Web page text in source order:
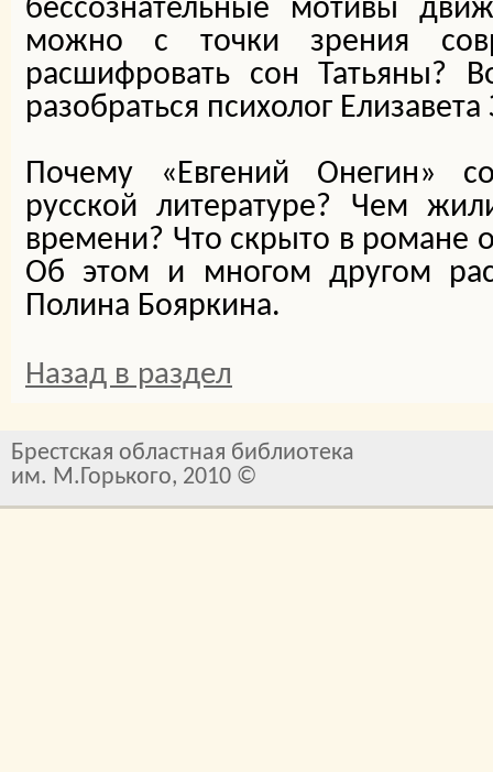
бессознательные мотивы
можно с точки зрения
расшифровать сон Татьяны?
разобраться психолог Елизавета
Почему «Евгений Онегин»
русской литературе? Чем
времени? Что скрыто в романе
Об этом и многом другом
Полина Бояркина.
Назад в раздел
Брестская областная библиотека
им. М.Горького, 2010 ©